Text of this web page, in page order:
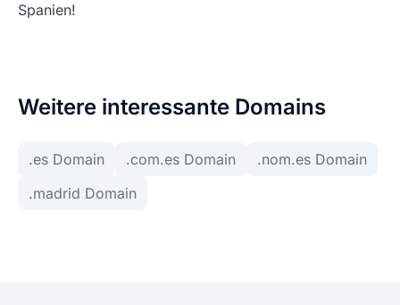
Spanien!
Weitere interessante Domains
.es Domain .com.es Domain
.nom.es Domain
.madrid Domain